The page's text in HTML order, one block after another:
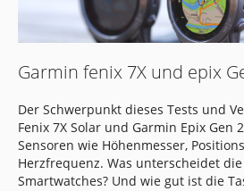
Garmin fenix 7X und epix
Der Schwerpunkt dieses Tests und
Fenix 7X Solar und Garmin Epix Gen
Sensoren wie Höhenmesser,
Herzfrequenz. Was unterscheidet
Smartwatches? Und wie gut ist die